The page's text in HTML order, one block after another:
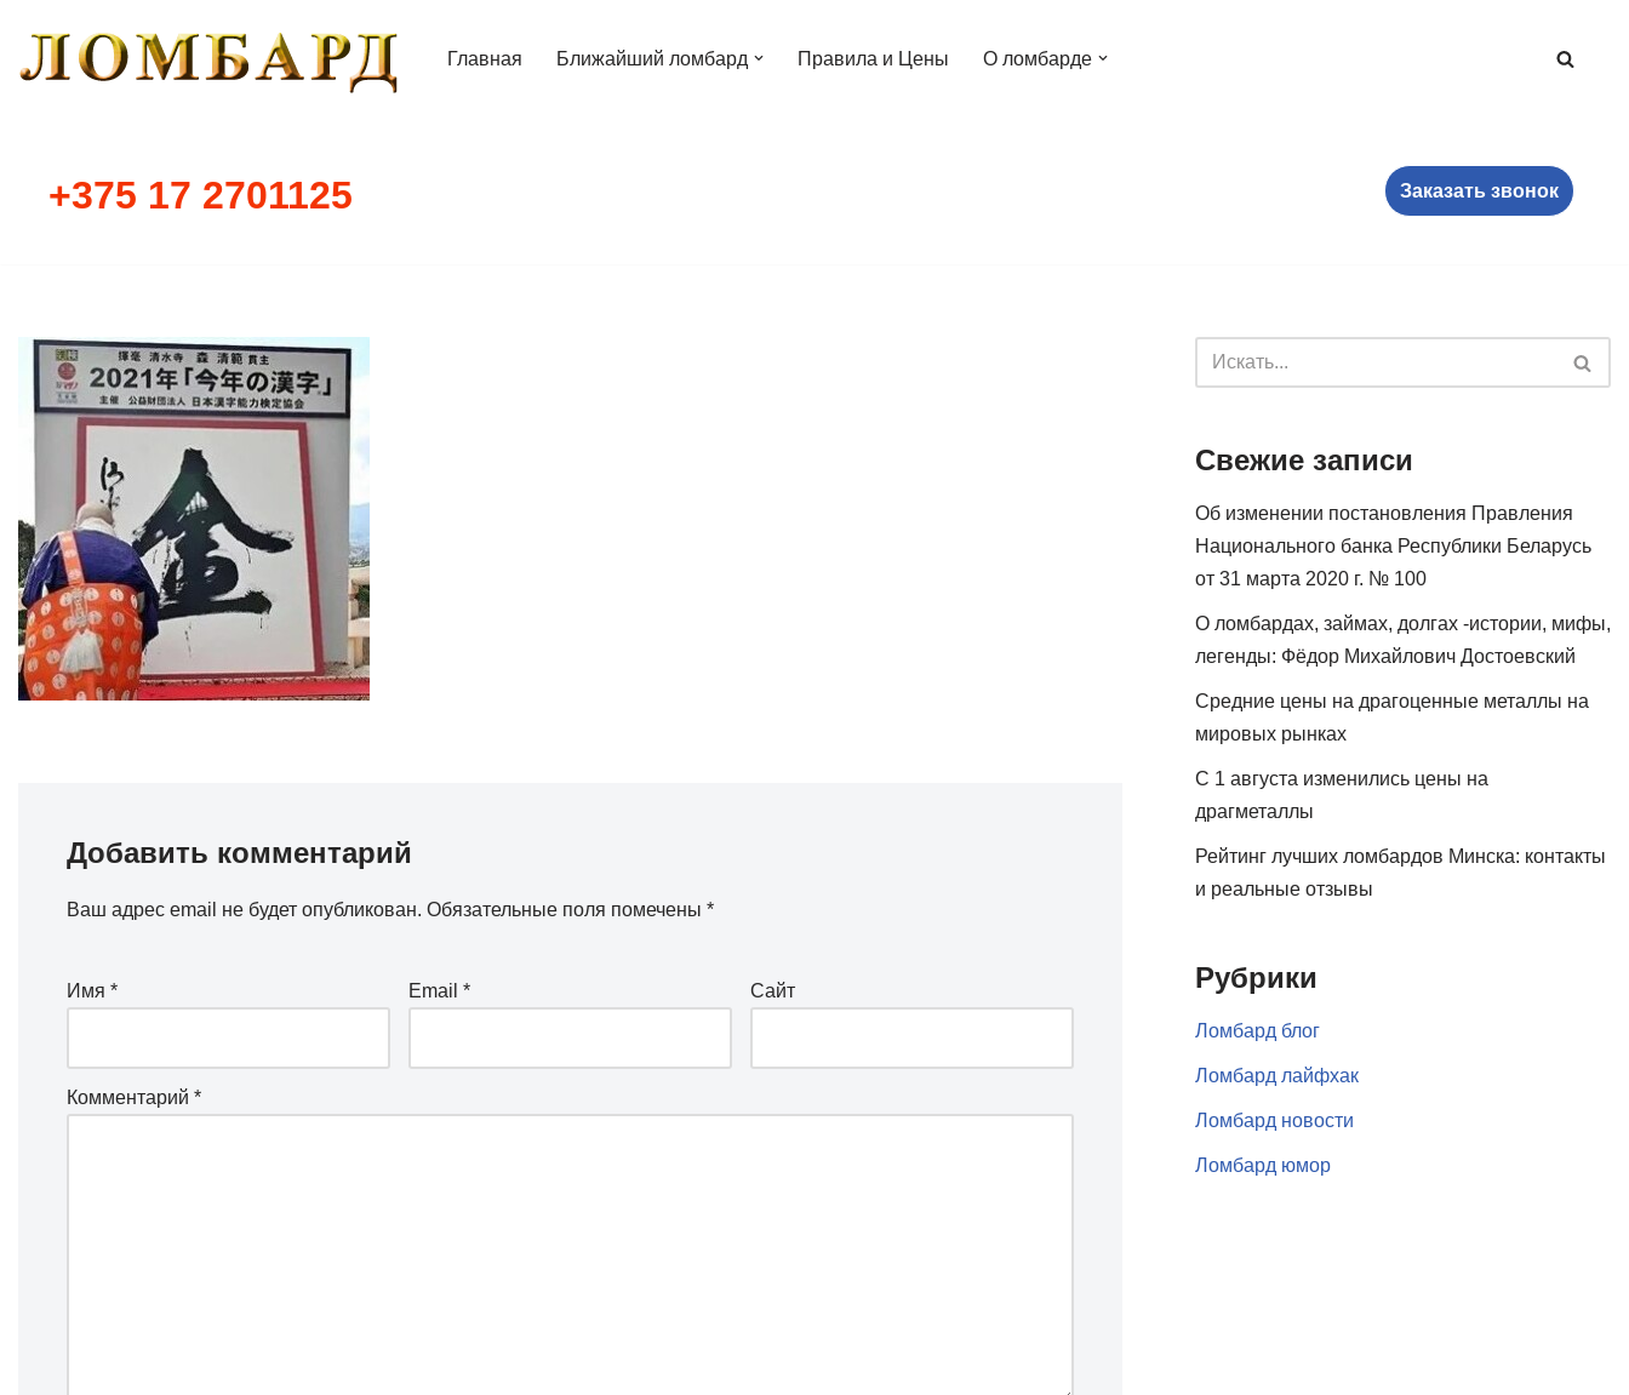
Перейти
Главная Ближайший ломбард Правила и Цены О ломбарде
+375 17 2701125 Заказать звонок
Добавить комментарий
Ваш адрес email не будет опубликован. Обязательные поля помечены *
Имя * Email * Сайт
Комментарий *
Свежие записи
Об изменении постановления Правления
Национального банка Республики Беларусь
от 31 марта 2020 г. № 100
О ломбардах, займах, долгах -истории, мифы,
легенды: Фёдор Михайлович Достоевский
Средние цены на драгоценные металлы на
мировых рынках
С 1 августа изменились цены на
драгметаллы
Рейтинг лучших ломбардов Минска: контакты
и реальные отзывы
Рубрики
Ломбард блог
Ломбард лайфхак
Ломбард новости
Ломбард юмор